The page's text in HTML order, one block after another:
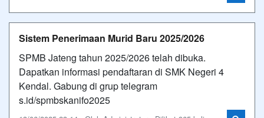
Sistem Penerimaan Murid Baru 2025/2026
SPMB Jateng tahun 2025/2026 telah dibuka.
Dapatkan informasi pendaftaran di SMK Negeri 4
Kendal. Gabung di grup telegram
s.id/spmbskanifo2025